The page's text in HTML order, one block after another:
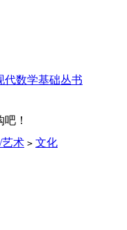
代数学基础丛书
！
艺术 > 文化